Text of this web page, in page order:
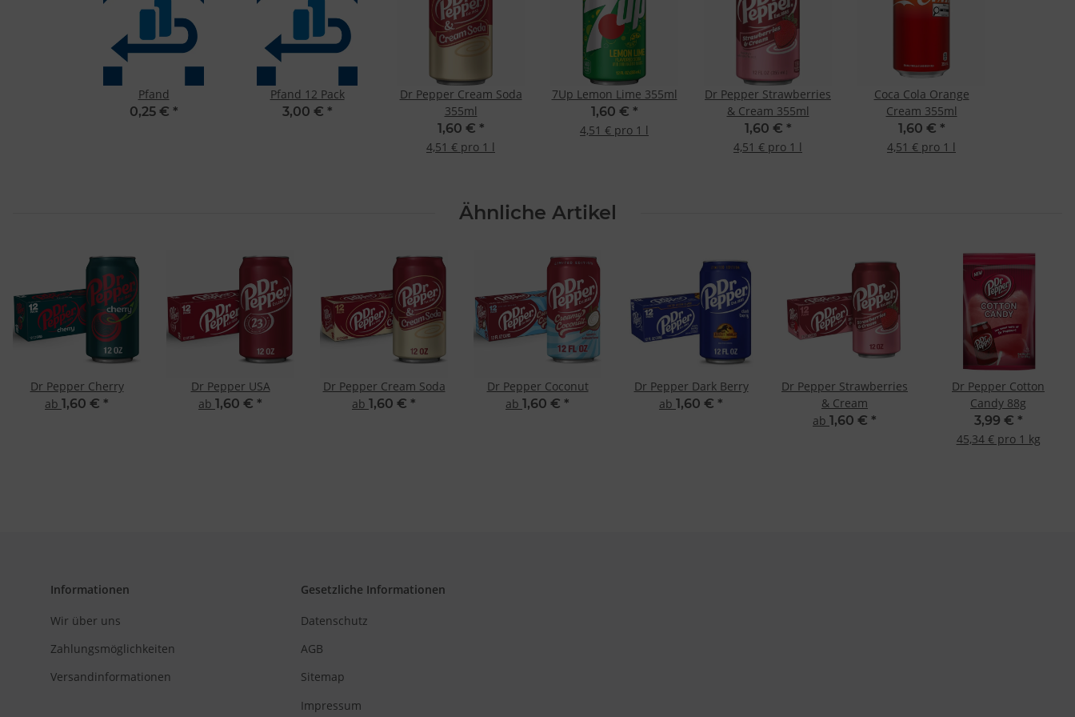
Pfand
0,25 € *
Pfand 12 Pack
3,00 € *
Dr Pepper Cream Soda
355ml
1,60 € *
4,51 € pro 1 l
7Up Lemon Lime 355ml
1,60 € *
4,51 € pro 1 l
Dr Pepper Strawberries
& Cream 355ml
1,60 € *
4,51 € pro 1 l
Coca Cola Orange
Cream 355ml
1,60 € *
4,51 € pro 1 l
Ähnliche Artikel
Dr Pepper Cherry
ab 1,60 € *
Dr Pepper USA
ab 1,60 € *
Dr Pepper Cream Soda
ab 1,60 € *
Dr Pepper Coconut
ab 1,60 € *
Dr Pepper Dark Berry
ab 1,60 € *
Dr Pepper Strawberries
& Cream
ab 1,60 € *
Dr Pepper Cotton
Candy 88g
3,99 € *
45,34 € pro 1 kg
Informationen
Wir über uns
Zahlungsmöglichkeiten
Versandinformationen
Gesetzliche Informationen
Datenschutz
AGB
Sitemap
Impressum